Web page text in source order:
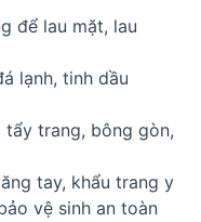
để lau mặt, lau
lạnh, tinh dầu
tẩy trang, bông gòn,
tay, khẩu trang y
vệ sinh an toàn